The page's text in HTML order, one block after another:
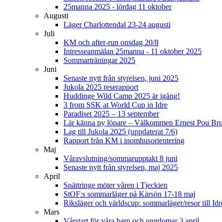
25manna 2025 - lördag 11 oktober
Augusti
Läger Charlottendal 23-24 augusti
Juli
KM och after-run onsdag 20/8
Intresseanmälan 25manna - 11 oktober 2025
Sommarträningar 2025
Juni
Senaste nytt från styrelsen, juni 2025
Jukola 2025 reserapport
Huddinge Wild Camp 2025 är igång!
3 from SSK at World Cup in Idre
Paradiset 2025 – 13 september
Lär känna ny löpare – Välkommen Ernest Pou
Lag till Jukola 2025 (uppdaterat 7/6)
Rapport från KM i inomhusorientering
Maj
Våravslutning/sommarupptakt 8 juni
Senaste nytt från styrelsen, maj 2025
April
Snättringe möter våren i Tjeckien
StOF:s sommarläger på Kärsön 17-18 maj
Riksläger och världscup: sommarläger/resor till
Mars